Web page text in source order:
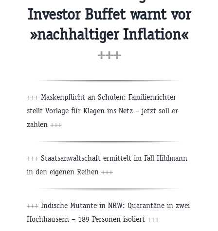
Investor Buffet warnt vor
»nachhaltiger Inflation«
+++
+++ Maskenpflicht an Schulen: Familienrichter
stellt Vorlage für Klagen ins Netz – jetzt soll er
zahlen +++
+++ Staatsanwaltschaft ermittelt im Fall Hildmann
in den eigenen Reihen +++
+++ Indische Mutante in NRW: Quarantäne in zwei
Hochhäusern – 189 Personen isoliert +++